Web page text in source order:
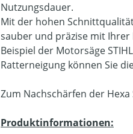
Nutzungsdauer.
Mit der hohen
sauber und präzise mit
Beispiel der Motorsäge
Ratterneigung können Sie
Zum Nachschärfen der
Produktinformationen: